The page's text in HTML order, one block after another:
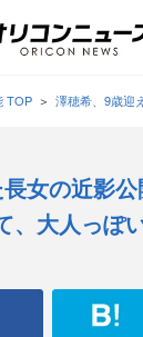
TOP 澤穂希、9歳迎
女の近影
大人っぽい